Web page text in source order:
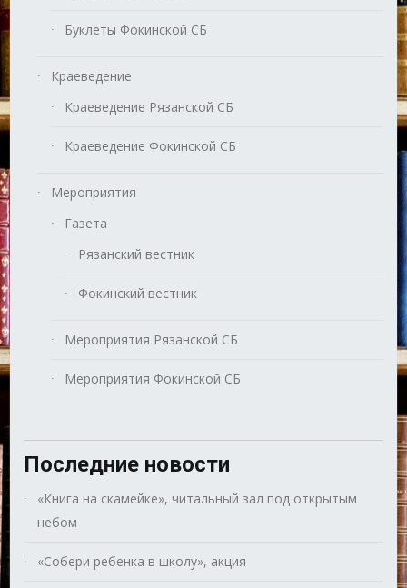
Буклеты Фокинской СБ
Краеведение
Краеведение Рязанской СБ
Краеведение Фокинской СБ
Мероприятия
Газета
Рязанский вестник
Фокинский вестник
Мероприятия Рязанской СБ
Мероприятия Фокинской СБ
Последние новости
«Книга на скамейке», читальный зал под открытым
небом
«Собери ребенка в школу», акция